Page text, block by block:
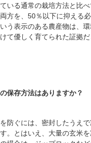
いる通常の栽培方法と比
方を、50％以下に抑える必
いう表示のある農産物は、
て優しく育てられた証拠だ
保存方法はありますか？
防ぐには、密封したうえ
。とはいえ、大量の玄米
新規会員様限定
ご用意しました🎁
300円